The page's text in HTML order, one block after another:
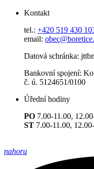
Kontakt
tel.: +420 519 430
email:
Datová schránka:
Bankovní spojení:
č. ú. 5124651/0100
Úřední hodiny
PO 7.00-11.00,
ST 7.00-11.00,
nahoru